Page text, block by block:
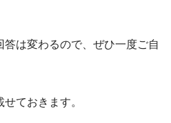
は変わるので、ぜひ一度ご自
ておきます。